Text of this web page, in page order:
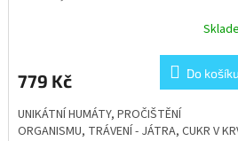
779 Kč Do košíku
UNIKÁTNÍ HUMÁTY, PROČIŠTĚNÍ
ORGANISMU, TRÁVENÍ - JÁTRA, CUKR V